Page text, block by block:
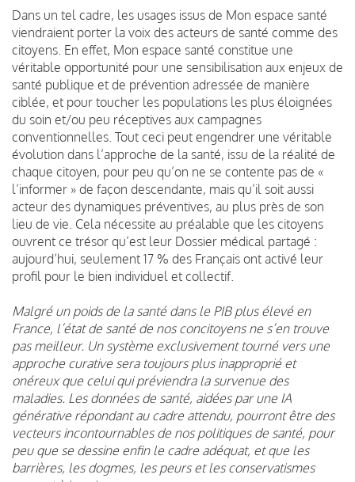
Dans un tel cadre, les usages issus de Mon espace santé
viendraient porter la voix des acteurs de santé comme des
citoyens. En effet, Mon espace santé constitue une
véritable opportunité pour une sensibilisation aux enjeux de
santé publique et de prévention adressée de manière
ciblée, et pour toucher les populations les plus éloignées
du soin et/ou peu réceptives aux campagnes
conventionnelles. Tout ceci peut engendrer une véritable
évolution dans l’approche de la santé, issu de la réalité de
chaque citoyen, pour peu qu’on ne se contente pas de «
l’informer » de façon descendante, mais qu’il soit aussi
acteur des dynamiques préventives, au plus près de son
lieu de vie. Cela nécessite au préalable que les citoyens
ouvrent ce trésor qu’est leur Dossier médical partagé :
aujourd’hui, seulement 17 % des Français ont activé leur
profil pour le bien individuel et collectif.
Malgré un poids de la santé dans le PIB plus élevé en
France, l’état de santé de nos concitoyens ne s’en trouve
pas meilleur. Un système exclusivement tourné vers une
approche curative sera toujours plus inapproprié et
onéreux que celui qui préviendra la survenue des
maladies. Les données de santé, aidées par une IA
générative répondant au cadre attendu, pourront être des
vecteurs incontournables de nos politiques de santé, pour
peu que se dessine enfin le cadre adéquat, et que les
barrières, les dogmes, les peurs et les conservatismes